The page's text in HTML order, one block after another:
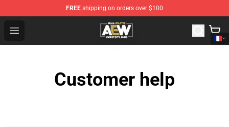
FREE shipping on orders over $100
Open menu
Aew Shop ⚡️ Official Aew Merchandise Store
Customer help